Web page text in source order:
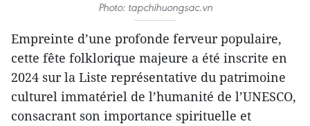
Photo: tapchihuongsac.vn
Empreinte d’une profonde ferveur populaire,
cette fête folklorique majeure a été inscrite en
2024 sur la Liste représentative du patrimoine
culturel immatériel de l’humanité de l’UNESCO,
consacrant son importance spirituelle et